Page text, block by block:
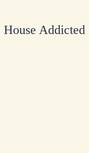
House Addicted